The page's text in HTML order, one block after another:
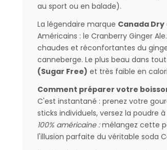
au sport ou en balade).
La légendaire marque Canada Dry
Américains : le Cranberry Ginger
chaudes et réconfortantes du
canneberge. Le plus beau dans
(Sugar Free) et très faible en
Comment préparer votre
C'est instantané : prenez votre
sticks individuels, versez la poudre
100% américaine :mélangez cette
l'illusion parfaite du véritable soda